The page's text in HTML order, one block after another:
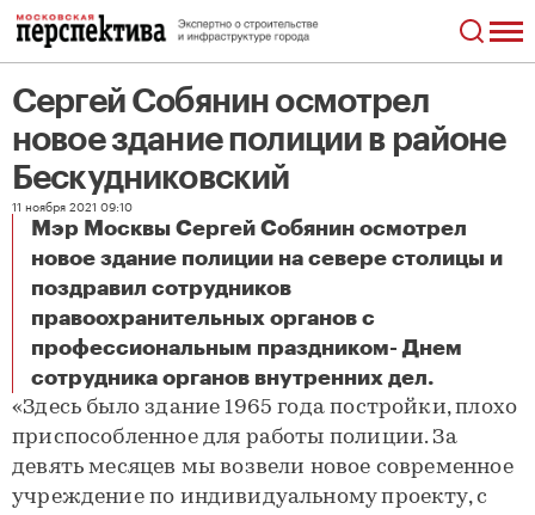
Сергей Собянин осмотрел
новое здание полиции в районе
Бескудниковский
11 ноября 2021 09:10
Мэр Москвы Сергей Собянин осмотрел
новое здание полиции на севере столицы и
поздравил сотрудников
правоохранительных органов с
профессиональным праздником- Днем
сотрудника органов внутренних дел.
«Здесь было здание 1965 года постройки, плохо
приспособленное для работы полиции. За
девять месяцев мы возвели новое современное
учреждение по индивидуальному проекту, с